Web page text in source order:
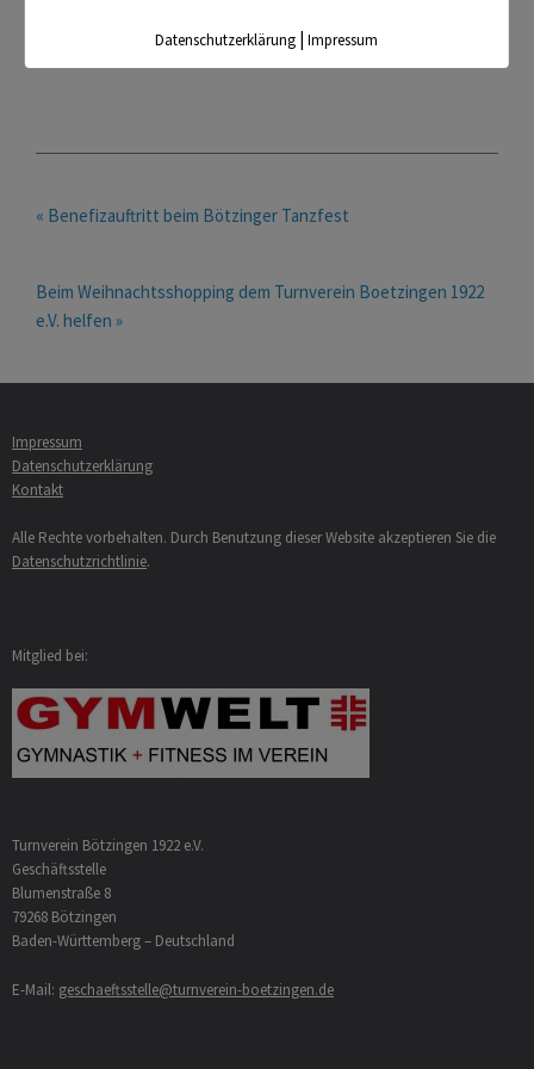
Böblingenkönnen.
« Benefizauftritt beim Bötzinger Tanzfest
Beim Weihnachtsshopping dem Turnverein Boetzingen 1922
e.V. helfen »
Impressum
Datenschutzerklärung
Kontakt
Alle Rechte vorbehalten. Durch Benutzung dieser Website akzeptieren Sie die
Datenschutzrichtlinie.
Mitglied bei:
Turnverein Bötzingen 1922 e.V.
Geschäftsstelle
Blumenstraße 8
79268 Bötzingen
Baden-Württemberg – Deutschland
E-Mail: geschaeftsstelle@turnverein-boetzingen.de
Datenschutzerklärung |Impressum